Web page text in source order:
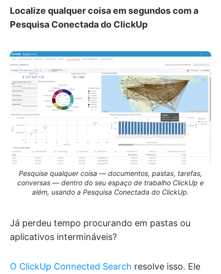
Localize qualquer coisa em segundos com a
Pesquisa Conectada do ClickUp
Pesquise qualquer coisa — documentos, pastas, tarefas,
conversas — dentro do seu espaço de trabalho ClickUp e
além, usando a Pesquisa Conectada do ClickUp.
Já perdeu tempo procurando em pastas ou
aplicativos intermináveis?
O ClickUp Connected Search resolve isso. Ele